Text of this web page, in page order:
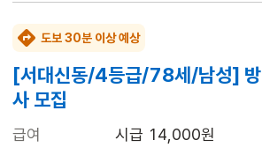
도보 30분 이상 예상
[서대신동/4등급/78세/남성] 방
사 모집
급여
시급 14,000원